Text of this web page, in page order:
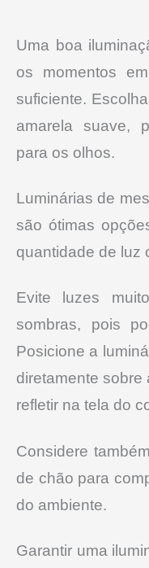
Uma boa
os momentos
suficiente.
amarela suave,
para os olhos.
Luminárias de
são ótimas
quantidade de luz
Evite luzes
sombras, pois
Posicione a
diretamente sobre
refletir na tela do
Considere
de chão para
do ambiente.
Garantir uma